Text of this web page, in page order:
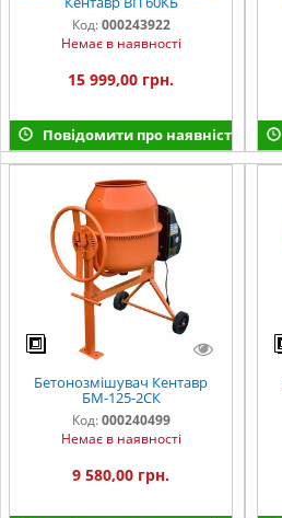
Код: 000243922
Немає в наявності
15 999,00 грн.
Повідомити про наявність
Бетонозмішувач Кентавр
БМ-125-2СК
Код: 000240499
Немає в наявності
9 580,00 грн.